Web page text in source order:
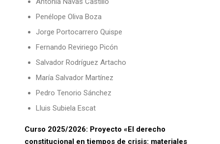
Penélope Oliva Boza
Jorge Portocarrero Quispe
Fernando Reviriego Picón
Salvador Rodríguez Artacho
María Salvador Martínez
Pedro Tenorio Sánchez
Lluis Subiela Escat
Curso 2025/2026: Proyecto «El derecho
constitucional en tiempos de crisis: materiales